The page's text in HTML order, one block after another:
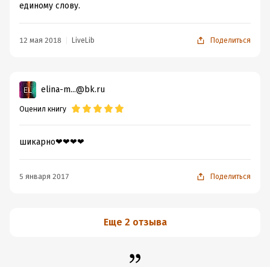
единому слову.
12 мая 2018 LiveLib Поделиться
elina-m...@bk.ru
Оценил книгу
шикарно❤❤❤❤
5 января 2017 Поделиться
Еще 2 отзыва